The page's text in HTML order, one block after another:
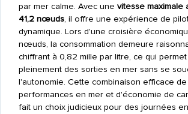
par mer calme. Avec une vitesse maximale
41,2 nœuds, il offre une expérience de
dynamique. Lors d'une croisière
nœuds, la consommation demeure
chiffrant à 0,82 mille par litre, ce qui
pleinement des sorties en mer sans se
l'autonomie. Cette combinaison efficace de
performances en mer et d'économie de
fait un choix judicieux pour des journées